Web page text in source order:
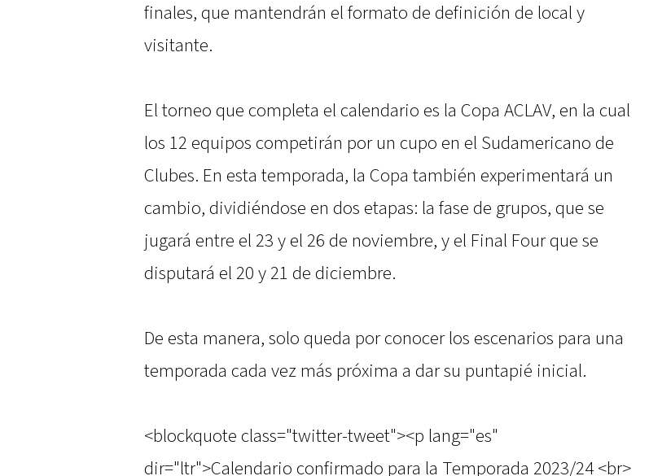
finales, que mantendrán el formato de definición de local y
visitante.
El torneo que completa el calendario es la Copa ACLAV, en la cual
los 12 equipos competirán por un cupo en el Sudamericano de
Clubes. En esta temporada, la Copa también experimentará un
cambio, dividiéndose en dos etapas: la fase de grupos, que se
jugará entre el 23 y el 26 de noviembre, y el Final Four que se
disputará el 20 y 21 de diciembre.
De esta manera, solo queda por conocer los escenarios para una
temporada cada vez más próxima a dar su puntapié inicial.
<blockquote class="twitter-tweet"><p lang="es"
dir="ltr">Calendario confirmado para la Temporada 2023/24 <br>